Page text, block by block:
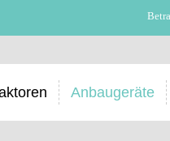
Anbaugeräte